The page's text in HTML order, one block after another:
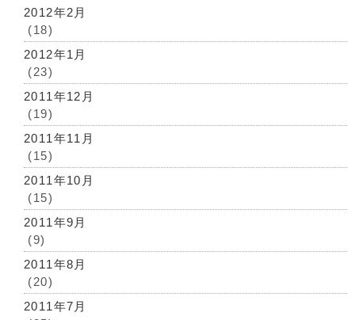
2012年2月
(18)
2012年1月
(23)
2011年12月
(19)
2011年11月
(15)
2011年10月
(15)
2011年9月
(9)
2011年8月
(20)
2011年7月